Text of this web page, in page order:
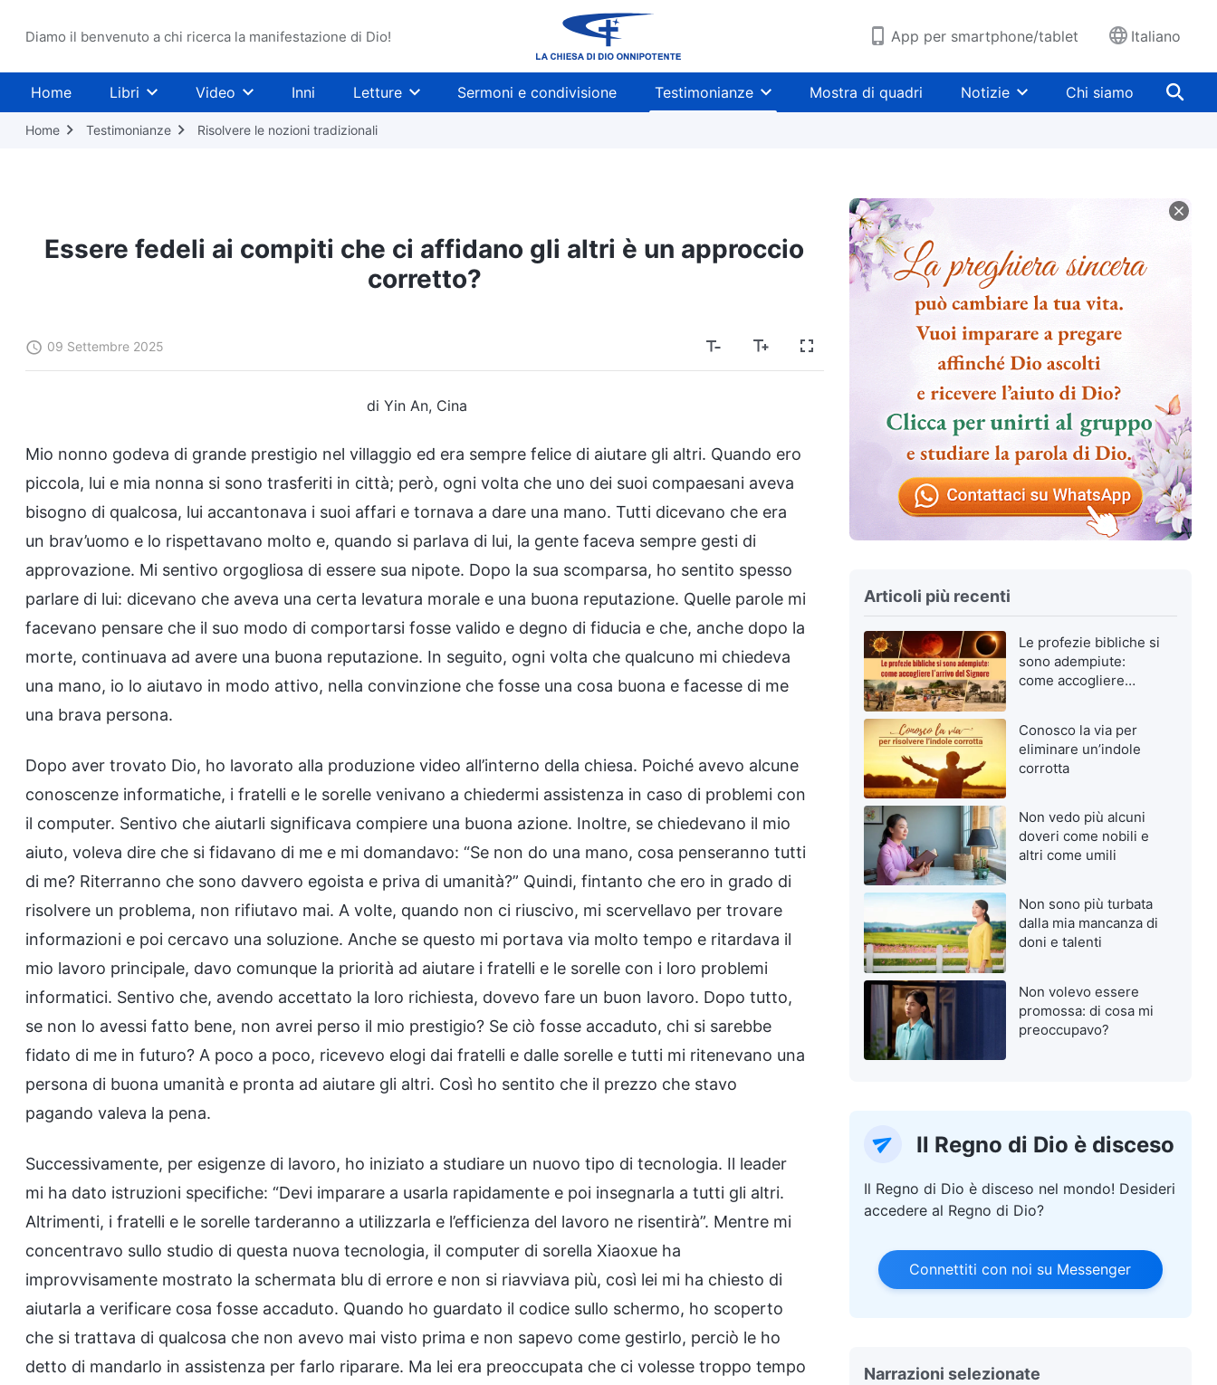
Diamo il benvenuto a chi ricerca la manifestazione di Dio! App per smartphone/tablet Italiano
Home Libri Video Inni Letture Sermoni e condivisione Testimonianze Mostra di quadri Notizie Chi siamo
Home Testimonianze Risolvere le nozioni tradizionali
Essere fedeli ai compiti che ci affidano gli altri è un approccio
corretto?
09 Settembre 2025
di Yin An, Cina
Mio nonno godeva di grande prestigio nel villaggio ed era sempre felice di aiutare gli altri. Quando ero
piccola, lui e mia nonna si sono trasferiti in città; però, ogni volta che uno dei suoi compaesani aveva
bisogno di qualcosa, lui accantonava i suoi affari e tornava a dare una mano. Tutti dicevano che era
un brav’uomo e lo rispettavano molto e, quando si parlava di lui, la gente faceva sempre gesti di
approvazione. Mi sentivo orgogliosa di essere sua nipote. Dopo la sua scomparsa, ho sentito spesso
parlare di lui: dicevano che aveva una certa levatura morale e una buona reputazione. Quelle parole mi
facevano pensare che il suo modo di comportarsi fosse valido e degno di fiducia e che, anche dopo la
morte, continuava ad avere una buona reputazione. In seguito, ogni volta che qualcuno mi chiedeva
una mano, io lo aiutavo in modo attivo, nella convinzione che fosse una cosa buona e facesse di me
una brava persona.
Dopo aver trovato Dio, ho lavorato alla produzione video all’interno della chiesa. Poiché avevo alcune
conoscenze informatiche, i fratelli e le sorelle venivano a chiedermi assistenza in caso di problemi con
il computer. Sentivo che aiutarli significava compiere una buona azione. Inoltre, se chiedevano il mio
aiuto, voleva dire che si fidavano di me e mi domandavo: “Se non do una mano, cosa penseranno tutti
di me? Riterranno che sono davvero egoista e priva di umanità?” Quindi, fintanto che ero in grado di
risolvere un problema, non rifiutavo mai. A volte, quando non ci riuscivo, mi scervellavo per trovare
informazioni e poi cercavo una soluzione. Anche se questo mi portava via molto tempo e ritardava il
mio lavoro principale, davo comunque la priorità ad aiutare i fratelli e le sorelle con i loro problemi
informatici. Sentivo che, avendo accettato la loro richiesta, dovevo fare un buon lavoro. Dopo tutto,
se non lo avessi fatto bene, non avrei perso il mio prestigio? Se ciò fosse accaduto, chi si sarebbe
fidato di me in futuro? A poco a poco, ricevevo elogi dai fratelli e dalle sorelle e tutti mi ritenevano una
persona di buona umanità e pronta ad aiutare gli altri. Così ho sentito che il prezzo che stavo
pagando valeva la pena.
Successivamente, per esigenze di lavoro, ho iniziato a studiare un nuovo tipo di tecnologia. Il leader
mi ha dato istruzioni specifiche: “Devi imparare a usarla rapidamente e poi insegnarla a tutti gli altri.
Altrimenti, i fratelli e le sorelle tarderanno a utilizzarla e l’efficienza del lavoro ne risentirà”. Mentre mi
concentravo sullo studio di questa nuova tecnologia, il computer di sorella Xiaoxue ha
improvvisamente mostrato la schermata blu di errore e non si riavviava più, così lei mi ha chiesto di
aiutarla a verificare cosa fosse accaduto. Quando ho guardato il codice sullo schermo, ho scoperto
che si trattava di qualcosa che non avevo mai visto prima e non sapevo come gestirlo, perciò le ho
detto di mandarlo in assistenza per farlo riparare. Ma lei era preoccupata che ci volesse troppo tempo
Articoli più recenti
Le profezie bibliche si
sono adempiute:
come accogliere
Conosco la via per
eliminare un’indole
corrotta
Non vedo più alcuni
doveri come nobili e
altri come umili
Non sono più turbata
dalla mia mancanza di
doni e talenti
Non volevo essere
promossa: di cosa mi
preoccupavo?
Il Regno di Dio è disceso
Il Regno di Dio è disceso nel mondo! Desideri
accedere al Regno di Dio?
Connettiti con noi su Messenger
Narrazioni selezionate